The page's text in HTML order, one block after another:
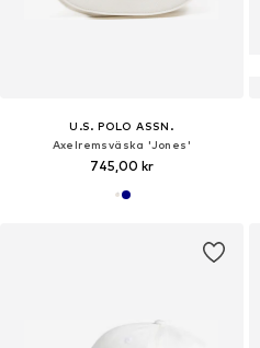
U.S. POLO ASSN.
Axelremsväska 'Jones'
745,00 kr